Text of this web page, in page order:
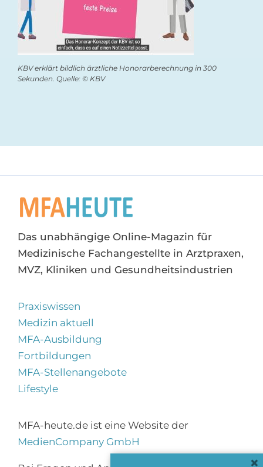
KBV erklärt bildlich ärztliche Honorarberechnung in 300
Sekunden. Quelle: © KBV
Das unabhängige Online-Magazin für
Medizinische Fachangestellte in Arztpraxen,
MVZ, Kliniken und Gesundheitsindustrien
Praxiswissen
Medizin aktuell
MFA-Ausbildung
Fortbildungen
MFA-Stellenangebote
Lifestyle
MFA-heute.de ist eine Website der
MedienCompany GmbH
×